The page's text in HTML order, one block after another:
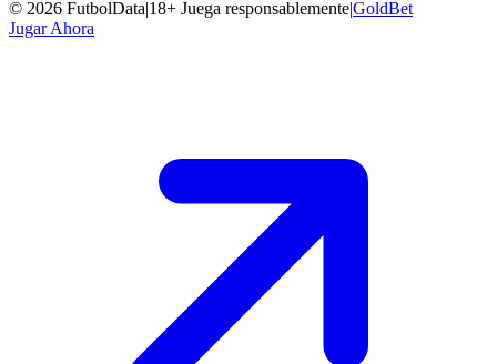
© 2026 FutbolData|18+ Juega responsablemente|GoldBet
Jugar Ahora